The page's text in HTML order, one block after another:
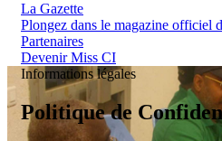
La Gazette
Plongez dans le magazine officiel
Partenaires
Devenir Miss CI
Informations légales
Politique de